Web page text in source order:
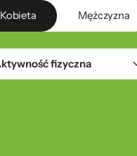
Kobieta Mężczyzna